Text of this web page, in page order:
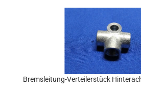
Bremsleitung-Verteilerstück